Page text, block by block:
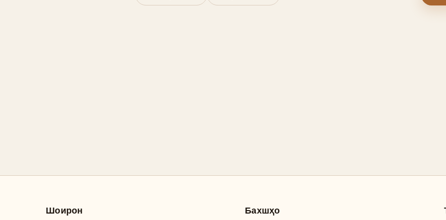
Шоирон Бахшҳо